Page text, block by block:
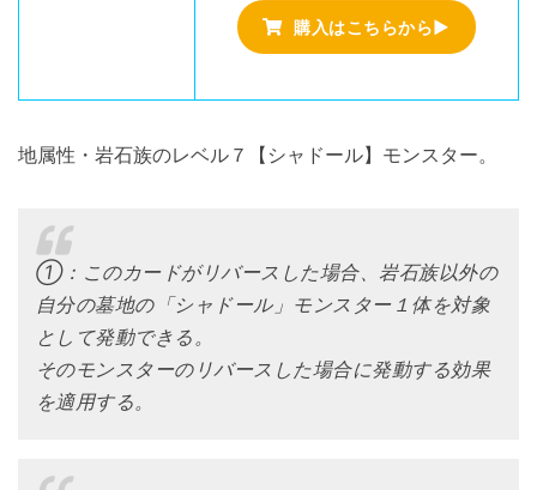
購入はこちらから▶
地属性・岩石族のレベル７【シャドール】モンスター。
①：このカードがリバースした場合、岩石族以外の
自分の墓地の「シャドール」モンスター１体を対象
として発動できる。
そのモンスターのリバースした場合に発動する効果
を適用する。